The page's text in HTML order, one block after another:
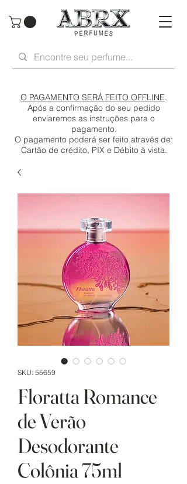
O PAGAMENTO SERÁ FEITO OFFLINE.
Após a confirmação do seu pedido
enviaremos as instruções para o
pagamento.
O pagamento poderá ser feito através de:
Cartão de crédito, PIX e Débito à vista.
SKU: 55659
Floratta Romance
de Verão
Desodorante
Colônia 75ml